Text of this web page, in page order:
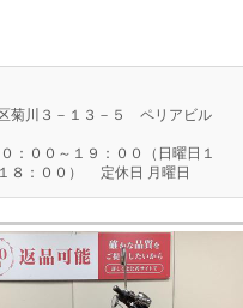
菊川３－１３－５ ペリアビル
０：００～１９：００（日曜日１
８：００）
定休日 月曜日